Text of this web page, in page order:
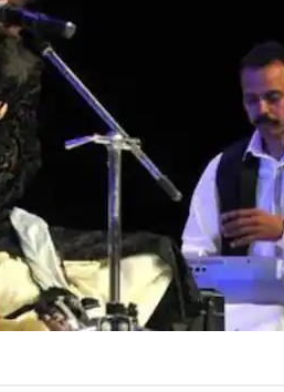
पार्टी सांसद हंसराज हंस ने
पर बोलते हुए हंसराज ने कहा
वाला है"
ने कहा, "खुशी इस बात की
से रहें। बम तो ना ही चलें तो